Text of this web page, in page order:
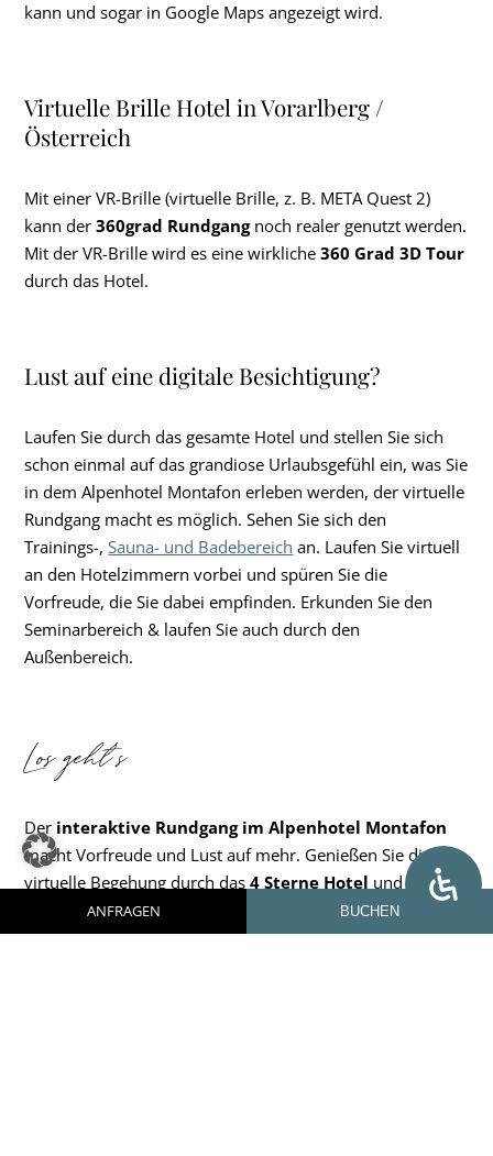
kann und sogar in Google Maps angezeigt wird.
Virtuelle Brille Hotel in Vorarlberg /
Österreich
Mit einer VR-Brille (virtuelle Brille, z. B. META Quest 2)
kann der360grad Rundgangnoch realer genutzt werden.
Mit der VR-Brille wird es eine wirkliche360 Grad 3D Tour
durch das Hotel.
Lust auf eine digitale Besichtigung?
Laufen Sie durch das gesamte Hotel und stellen Sie sich
schon einmal auf das grandiose Urlaubsgefühl ein, was Sie
in dem Alpenhotel Montafon erleben werden, der virtuelle
Rundgang macht es möglich. Sehen Sie sich den
Trainings-,Sauna- und Badebereich an. Laufen Sie virtuell
an den Hotelzimmern vorbei und spüren Sie die
Vorfreude, die Sie dabei empfinden. Erkunden Sie den
Seminarbereich & laufen Sie auch durch den
Außenbereich.
Los geht’s
Der interaktive Rundgang im Alpenhotel Montafon
macht Vorfreude und Lust auf mehr. Genießen Sie die
virtuelle Begehung durch das4 Sterne Hotel und freuen
Sie sich auf Ihren Aufenthalt.
ANFRAGEN BUCHEN